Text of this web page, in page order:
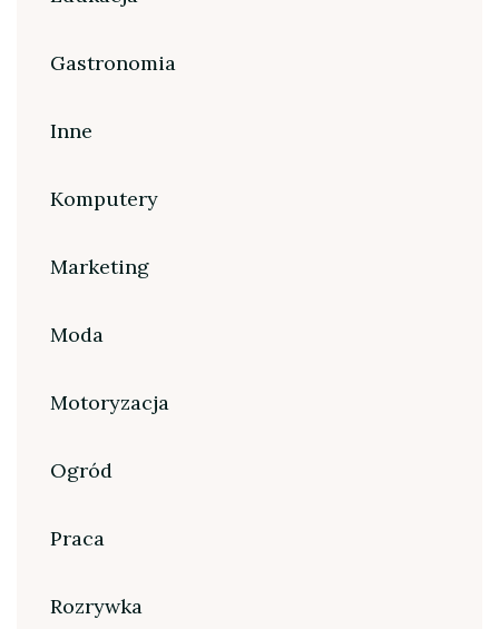
Gastronomia
Inne
Komputery
Marketing
Moda
Motoryzacja
Ogród
Praca
Rozrywka